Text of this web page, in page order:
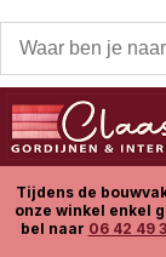
Tijdens de
onze winkel enkel
bel naar 06 42 49